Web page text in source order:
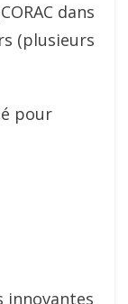
dans
(plusieurs
pour
innovantes